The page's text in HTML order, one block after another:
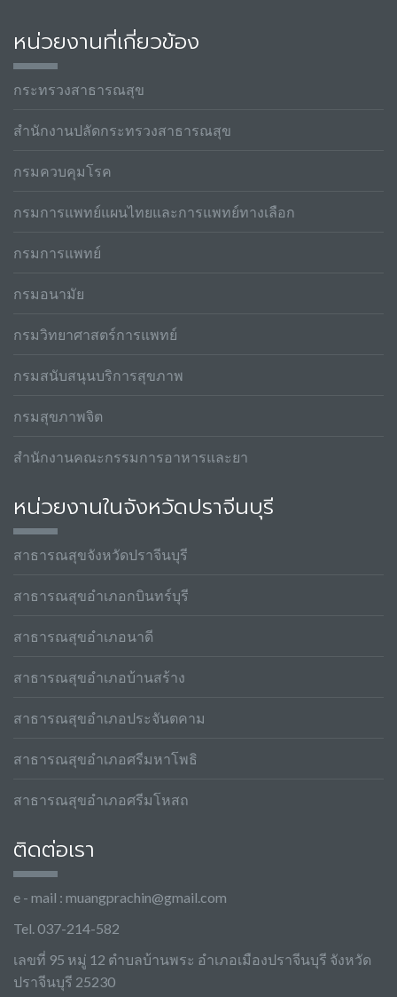
หน่วยงานที่เกี่ยวข้อง
กระทรวงสาธารณสุข
สำนักงานปลัดกระทรวงสาธารณสุข
กรมควบคุมโรค
กรมการแพทย์แผนไทยและการแพทย์ทางเลือก
กรมการแพทย์
กรมอนามัย
กรมวิทยาศาสตร์การแพทย์
กรมสนับสนุนบริการสุขภาพ
กรมสุขภาพจิต
สำนักงานคณะกรรมการอาหารและยา
หน่วยงานในจังหวัดปราจีนบุรี
สาธารณสุขจังหวัดปราจีนบุรี
สาธารณสุขอำเภอกบินทร์บุรี
สาธารณสุขอำเภอนาดี
สาธารณสุขอำเภอบ้านสร้าง
สาธารณสุขอำเภอประจันตคาม
สาธารณสุขอำเภอศรีมหาโพธิ
สาธารณสุขอำเภอศรีมโหสถ
ติดต่อเรา
e - mail : muangprachin@gmail.com
Tel. 037-214-582
เลขที่ 95 หมู่ 12 ตำบลบ้านพระ อำเภอเมืองปราจีนบุรี จังหวัด
ปราจีนบุรี 25230